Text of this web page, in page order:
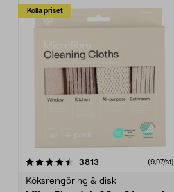
Kolla priset
3813 (9,97/st)
Köksrengöring & disk
4.0av 5 stjärnor